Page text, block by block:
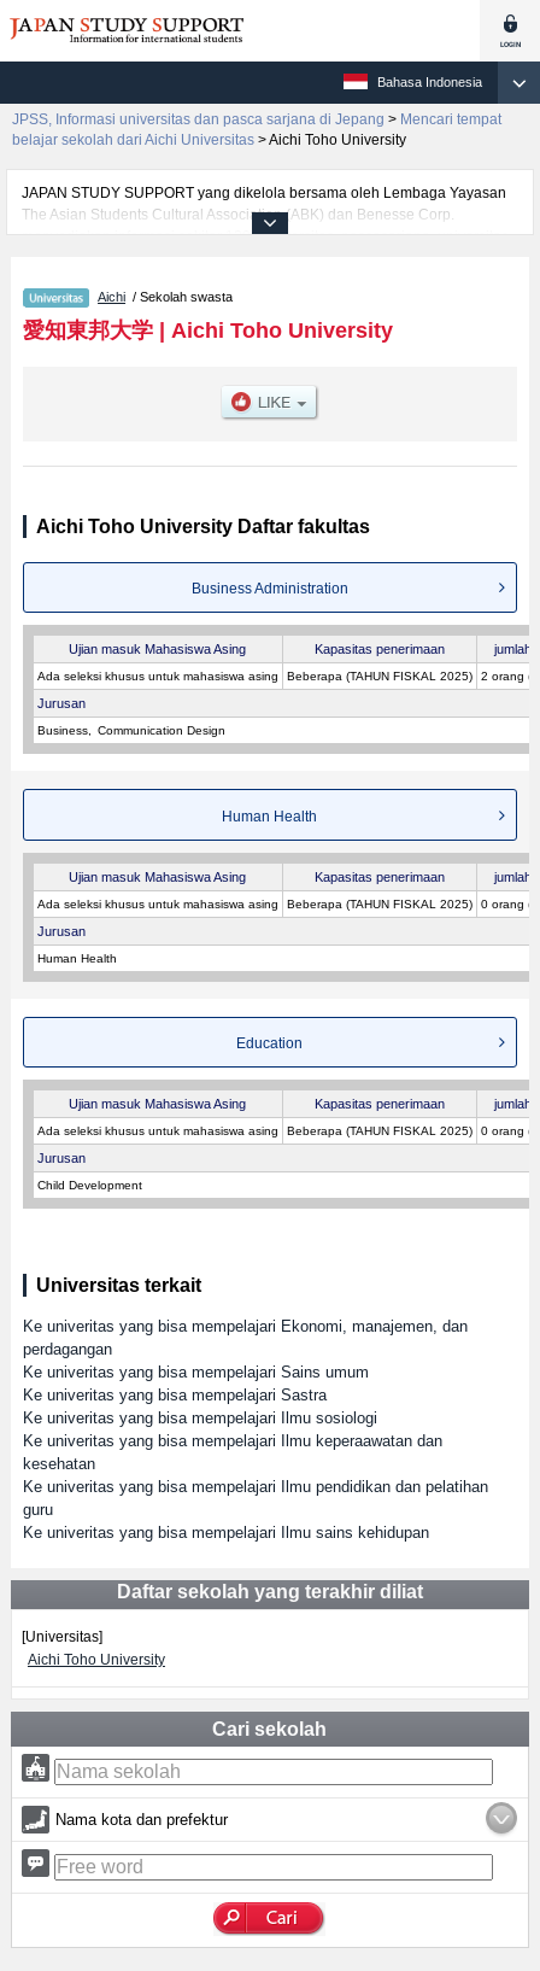
Bahasa Indonesia
JPSS, Informasi universitas dan pasca sarjana di Jepang > Mencari tempat
belajar sekolah dari Aichi Universitas >Aichi Toho University
JAPAN STUDY SUPPORT yang dikelola bersama oleh Lembaga Yayasan
The Asian Students Cultural Association (ABK) dan Benesse Corp.
menyediakan informasi sekitar 1300 universitas, pascasarjana, universitas
informasi per fakultas seperti Fakultas Business AdministrationatauFakultas
Human HealthatauFakultas Education, serta berbagai informasi yang
berguna bagi mahasiswa(i) mancanegara seperti kuota untuk jumlah
informasi mengenai ujian masuk, prasarana kampus, akses jalan, dan
lainnya. Silakan memanfaatkannya.
Aichi / Sekolah swasta
愛知東邦大学| Aichi Toho University
Aichi Toho University Daftar fakultas
Business Administration
Ujian masuk Mahasiswa Asing Kapasitas penerimaan jumlah
Ada seleksi khusus untuk mahasiswa asing Beberapa (TAHUN FISKAL 2025) 2 orang
Jurusan
Business Communication Design
Human Health
Ujian masuk Mahasiswa Asing Kapasitas penerimaan jumlah
Ada seleksi khusus untuk mahasiswa asing Beberapa (TAHUN FISKAL 2025) 0 orang
Jurusan
Human Health
Education
Ujian masuk Mahasiswa Asing Kapasitas penerimaan jumlah
Ada seleksi khusus untuk mahasiswa asing Beberapa (TAHUN FISKAL 2025) 0 orang
Jurusan
Child Development
Universitas terkait
Ke univeritas yang bisa mempelajari Ekonomi, manajemen, dan
perdagangan
Ke univeritas yang bisa mempelajari Sains umum
Ke univeritas yang bisa mempelajari Sastra
Ke univeritas yang bisa mempelajari Ilmu sosiologi
Ke univeritas yang bisa mempelajari Ilmu keperaawatan dan
kesehatan
Ke univeritas yang bisa mempelajari Ilmu pendidikan dan pelatihan
guru
Ke univeritas yang bisa mempelajari Ilmu sains kehidupan
Daftar sekolah yang terakhir diliat
[Universitas]
Aichi Toho University
Cari sekolah
Nama kota dan prefektur